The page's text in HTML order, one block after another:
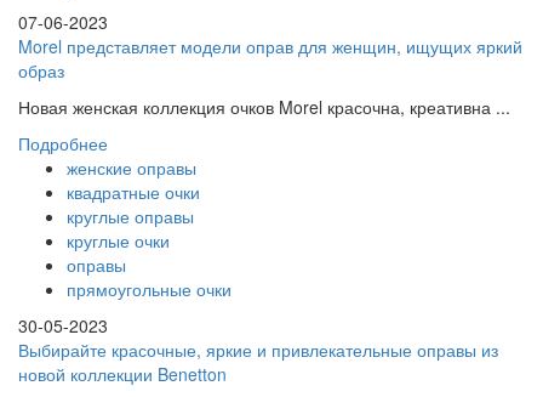
07-06-2023
Morel представляет модели оправ для женщин, ищущих яркий
образ
Новая женская коллекция очков Morel красочна, креативна ...
Подробнее
женские оправы
квадратные очки
круглые оправы
круглые очки
оправы
прямоугольные очки
30-05-2023
Выбирайте красочные, яркие и привлекательные оправы из
новой коллекции Benetton